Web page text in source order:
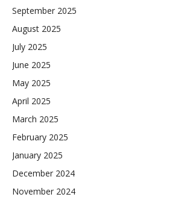
September 2025
August 2025
July 2025
June 2025
May 2025
April 2025
March 2025
February 2025
January 2025
December 2024
November 2024